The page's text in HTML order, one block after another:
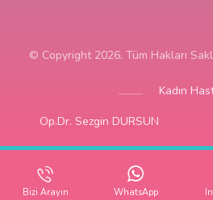
© Copyright 2026. Tüm Hakları
Kadın
Op.Dr. Sezgin DURSUN
Bizi Arayın WhatsApp